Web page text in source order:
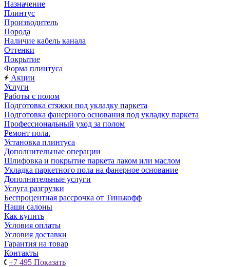
Назначение
Плинтус
Производитель
Порода
Наличие кабель канала
Оттенки
Покрытие
Форма плинтуса
Акции
Услуги
Работы с полом
Подготовка стяжки под укладку паркета
Подготовка фанерного основания под укладку паркета
Профессиональный уход за полом
Ремонт пола.
Установка плинтуса
Дополнительные операции
Шлифовка и покрытие паркета лаком или маслом
Укладка паркетного пола на фанерное основание
Дополнительные услуги
Услуга разгрузки
Беспроцентная рассрочка от Тинькофф
Наши салоны
Как купить
Условия оплаты
Условия доставки
Гарантия на товар
Контакты
+7 495 Показать